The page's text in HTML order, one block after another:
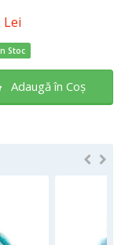
Lei
Stoc
Adaugă în Coş